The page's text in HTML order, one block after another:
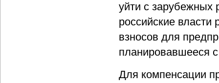
уйти с зарубежных
российские власти
взносов для
планировавшееся с
Для компенсации